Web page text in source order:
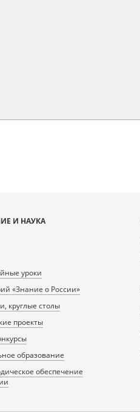
И НАУКА
уроки
«Знание о России»
круглые столы
проекты
образование
обеспечение